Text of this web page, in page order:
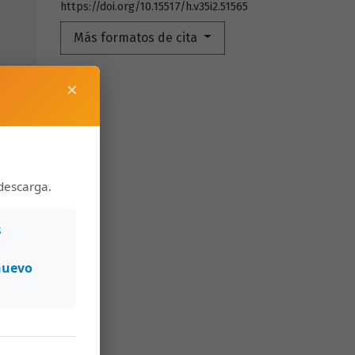
https://doi.org/10.15517/h.v35i2.51565
Más formatos de cita
×